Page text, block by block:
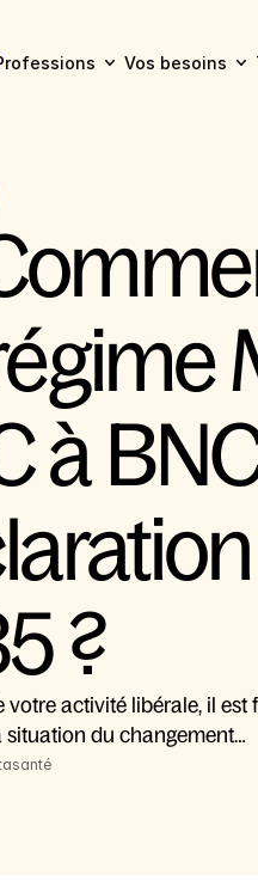
Vos besoins
à
?
votre activité libérale, il
situation du changement…